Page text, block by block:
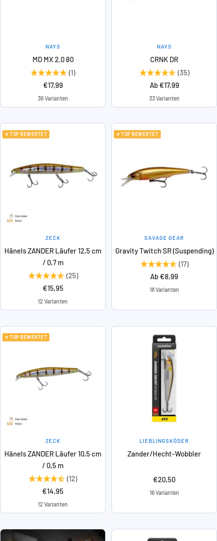
NAYS
MD MX 2.0 80
(1)
Angebotspreis
€17,99
36 Varianten
NAYS
CRNK DR
(35)
Angebotspreis
Ab €17,99
33 Varianten
⭐ TOP BEWERTET
ZECK
Hänels ZANDER Läufer 12,5 cm
/ 0,7 m
(25)
Angebotspreis
€15,95
12 Varianten
⭐ TOP BEWERTET
SAVAGE GEAR
Gravity Twitch SR (Suspending)
(17)
Angebotspreis
Ab €8,99
18 Varianten
⭐ TOP BEWERTET
ZECK
Hänels ZANDER Läufer 10,5 cm
/ 0,5 m
(12)
Angebotspreis
€14,95
12 Varianten
LIEBLINGSKÖDER
Zander/Hecht-Wobbler
Angebotspreis
€20,50
16 Varianten